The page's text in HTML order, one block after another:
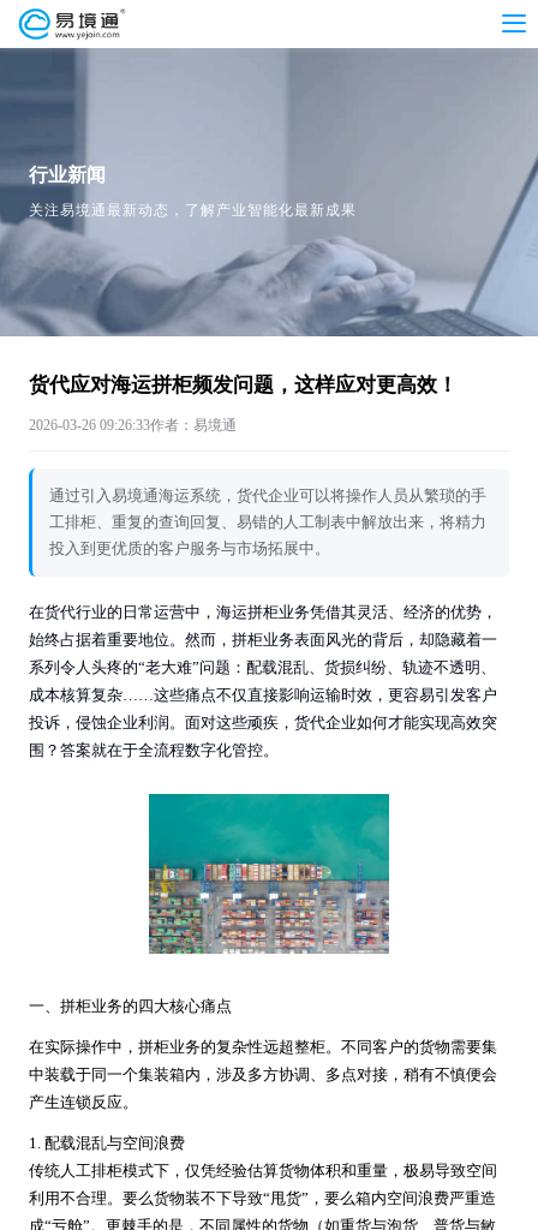
行业新闻
关注易境通最新动态，了解产业智能化最新成果
货代应对海运拼柜频发问题，这样应对更高效！
2026-03-26 09:26:33作者：易境通
通过引入易境通海运系统，货代企业可以将操作人员从繁琐的手
工排柜、重复的查询回复、易错的人工制表中解放出来，将精力
投入到更优质的客户服务与市场拓展中。
在货代行业的日常运营中，海运拼柜业务凭借其灵活、经济的优势，
始终占据着重要地位。然而，拼柜业务表面风光的背后，却隐藏着一
系列令人头疼的“老大难”问题：配载混乱、货损纠纷、轨迹不透明、
成本核算复杂……这些痛点不仅直接影响运输时效，更容易引发客户
投诉，侵蚀企业利润。面对这些顽疾，货代企业如何才能实现高效突
围？答案就在于全流程数字化管控。
一、拼柜业务的四大核心痛点
在实际操作中，拼柜业务的复杂性远超整柜。不同客户的货物需要集
中装载于同一个集装箱内，涉及多方协调、多点对接，稍有不慎便会
产生连锁反应。
1. 配载混乱与空间浪费
传统人工排柜模式下，仅凭经验估算货物体积和重量，极易导致空间
利用不合理。要么货物装不下导致“甩货”，要么箱内空间浪费严重造
成“亏舱”。更棘手的是，不同属性的货物（如重货与泡货、普货与敏